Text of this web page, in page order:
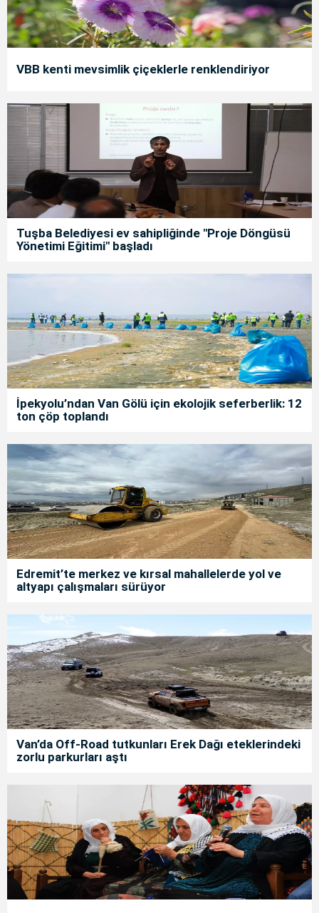
VBB kenti mevsimlik çiçeklerle renklendiriyor
Tuşba Belediyesi ev sahipliğinde "Proje Döngüsü
Yönetimi Eğitimi" başladı
İpekyolu’ndan Van Gölü için ekolojik seferberlik: 12
ton çöp toplandı
Edremit’te merkez ve kırsal mahallelerde yol ve
altyapı çalışmaları sürüyor
Van’da Off-Road tutkunları Erek Dağı eteklerindeki
zorlu parkurları aştı